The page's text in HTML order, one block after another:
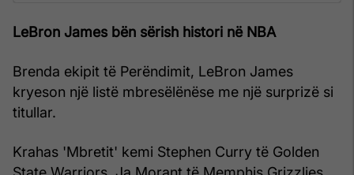
LeBron James bën sërish histori në NBA
Brenda ekipit të Perëndimit, LeBron James
kryeson një listë mbresëlënëse me një surprizë si
titullar.
Krahas 'Mbretit' kemi Stephen Curry të Golden